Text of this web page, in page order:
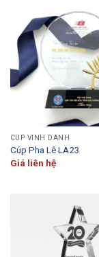
CÚP VINH DANH
Cúp Pha Lê LA23
Giá liên hệ